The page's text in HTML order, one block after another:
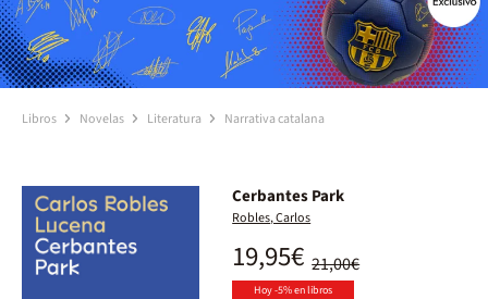
Libros Novelas Literatura Narrativa catalana
Cerbantes Park
Robles, Carlos
21,00€
19,95€
Hoy -5% en libros